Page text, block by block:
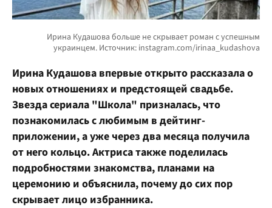
Ирина Кудашова впервые открыто рассказала о
новых отношениях и предстоящей свадьбе.
Звезда сериала "Школа" призналась, что
познакомилась с любимым в дейтинг-
приложении, а уже через два месяца получила
от него кольцо. Актриса также поделилась
подробностями знакомства, планами на
церемонию и объяснила, почему до сих пор
скрывает лицо избранника.